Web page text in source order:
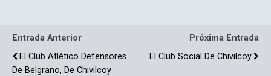
k
Entrada Anterior
El Club Atlético Defensores
De Belgrano, De Chivilcoy
Próxima Entrada
El Club Social De Chivilcoy